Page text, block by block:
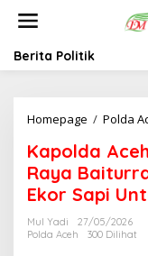
t
Berita Politik
Homepage / Polda
Kapolda
Raya
Ekor Sapi
Mul Yadi
27/05/2026
Polda Aceh
300 Dilihat